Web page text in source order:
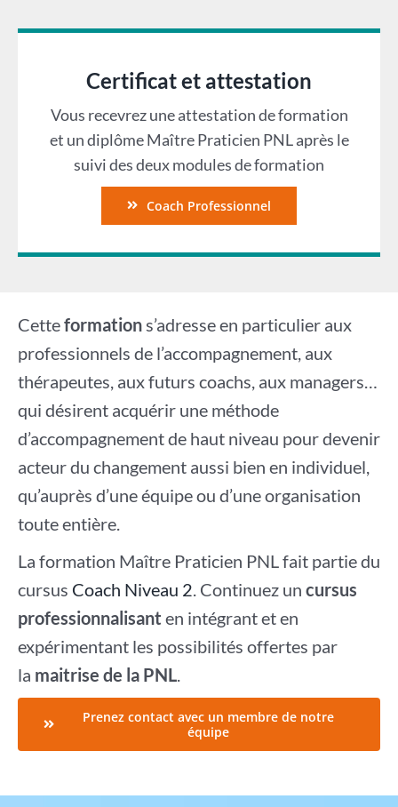
Certificat et attestation
Vous recevrez une attestation de formation
et un diplôme Maître Praticien PNL après le
suivi des deux modules de formation
Coach Professionnel
Cetteformations’adresse en particulier aux
professionnels de l’accompagnement, aux
thérapeutes, aux futurs coachs, aux managers…
qui désirent acquérir une méthode
d’accompagnement de haut niveau pour devenir
acteur du changement aussi bien en individuel,
qu’auprès d’une équipe ou d’une organisation
toute entière.
La formation Maître Praticien PNL fait partie du
cursus Coach Niveau 2. Continuez un cursus
professionnalisant en intégrant et en
expérimentant les possibilités offertes par
la maitrise de la PNL.
Prenez contact avec un membre de notre
équipe